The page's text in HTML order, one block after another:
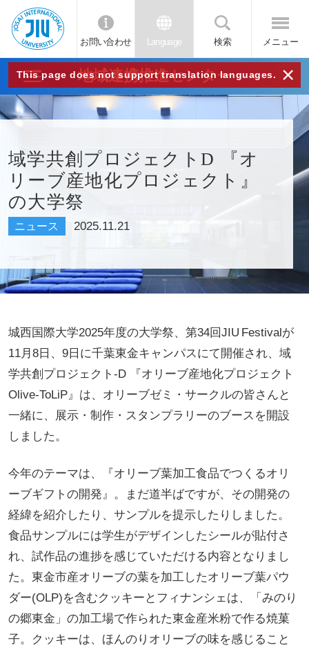
JIU
城西
国際
大学
お問い合わせ Language 検索 メニュー
This page does not support translation languages. ×
地域連携推進センター
域学共創プロジェクトD 『オ
リーブ産地化プロジェクト』
の大学祭
ニュース 2025.11.21
城西国際大学2025年度の大学祭、第34回JIU Festivalが
11月8日、9日に千葉東金キャンパスにて開催され、域
学共創プロジェクト-D 『オリーブ産地化プロジェクト
Olive-ToLiP』は、オリーブゼミ・サークルの皆さんと
一緒に、展示・制作・スタンプラリーのブースを開設
しました。
今年のテーマは、『オリーブ葉加工食品でつくるオリ
ーブギフトの開発』。まだ道半ばですが、その開発の
経緯を紹介したり、サンプルを提示したりしました。
食品サンプルには学生がデザインしたシールが貼付さ
れ、試作品の進捗を感じていただける内容となりまし
た。東金市産オリーブの葉を加工したオリーブ葉パウ
ダー(OLP)を含むクッキーとフィナンシェは、「みのり
の郷東金」の加工場で作られた東金産米粉で作る焼菓
子。クッキーは、ほんのりオリーブの味を感じること